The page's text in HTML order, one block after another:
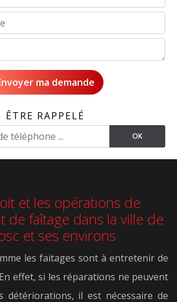
ÊTRE RAPPELÉ
et les opérations de
de faîtage dans la ville de
et ses environs
les faitages sont à entretenir de
effet, si les réparations ne peuvent
détériorations, il est nécessaire de